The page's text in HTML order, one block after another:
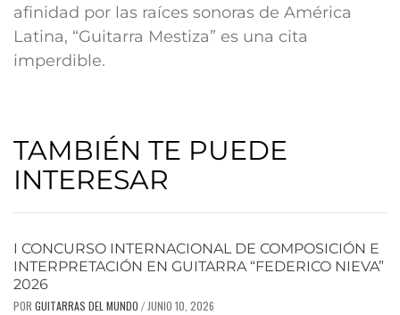
afinidad por las raíces sonoras de América
Latina, “Guitarra Mestiza” es una cita
imperdible.
TAMBIÉN TE PUEDE
INTERESAR
I CONCURSO INTERNACIONAL DE COMPOSICIÓN E
INTERPRETACIÓN EN GUITARRA “FEDERICO NIEVA”
2026
POR GUITARRAS DEL MUNDO / JUNIO 10, 2026